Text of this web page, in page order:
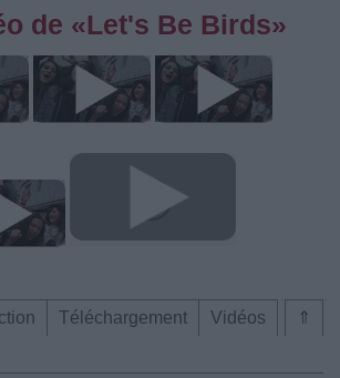
de «Let's Be Birds»
⇑
Téléchargement
Vidéos